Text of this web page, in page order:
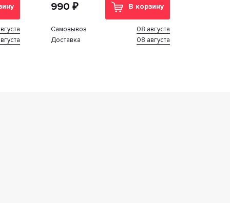
990 ₽ В корзину
Cамовывоз
08 августа
Доставка
08 августа